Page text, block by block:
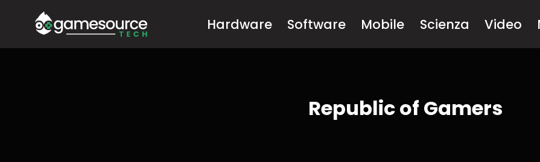
contenuto
Hardware Software Mobile Scienza Video
Republic of Gamers